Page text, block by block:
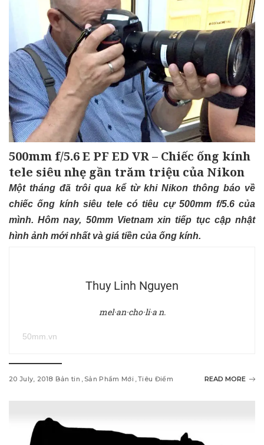
500mm f/5.6 E PF ED VR – Chiếc ống kính
tele siêu nhẹ gần trăm triệu của Nikon
Một tháng đã trôi qua kể từ khi Nikon thông báovề
chiếc ống kính siêu tele có tiêu cự 500mm f/5.6 của
mình. Hôm nay, 50mm Vietnam xin tiếp tục cập nhật
hình ảnh mới nhất và giá tiền của ống kính.
Thuy Linh Nguyen
mel·an·cho·li·a n.
50mm.vn
20 July, 2018 Bản tin Sản Phẩm Mới Tiêu Điểm READ MORE